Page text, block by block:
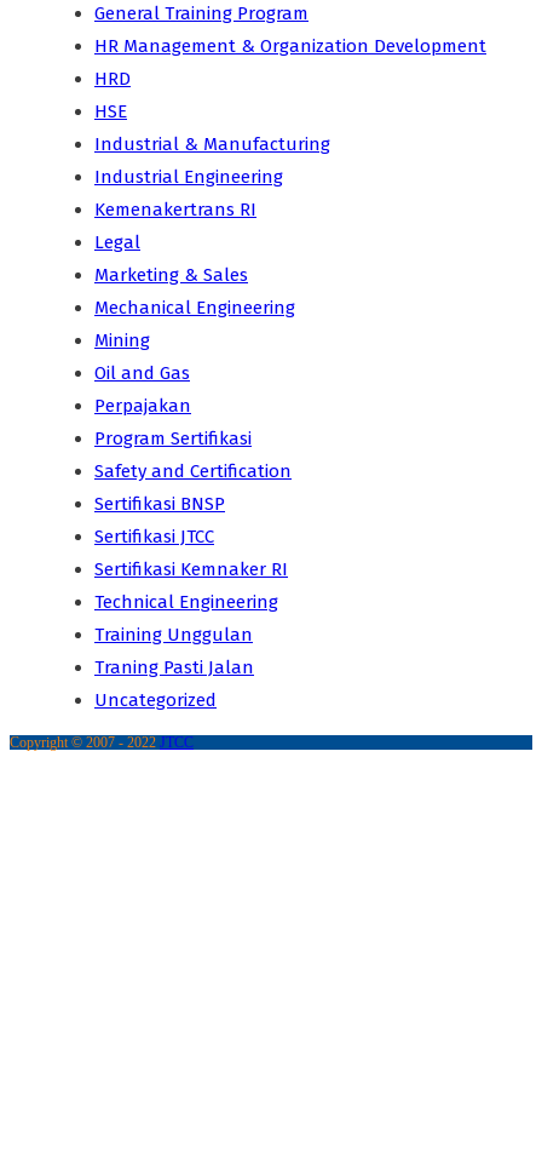
General Training Program
HR Management & Organization Development
HRD
HSE
Industrial & Manufacturing
Industrial Engineering
Kemenakertrans RI
Legal
Marketing & Sales
Mechanical Engineering
Mining
Oil and Gas
Perpajakan
Program Sertifikasi
Safety and Certification
Sertifikasi BNSP
Sertifikasi JTCC
Sertifikasi Kemnaker RI
Technical Engineering
Training Unggulan
Traning Pasti Jalan
Uncategorized
Copyright © 2007 - 2022 JTCC